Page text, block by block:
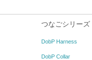
つなごシリーズ
DobP Harness
DobP Collar